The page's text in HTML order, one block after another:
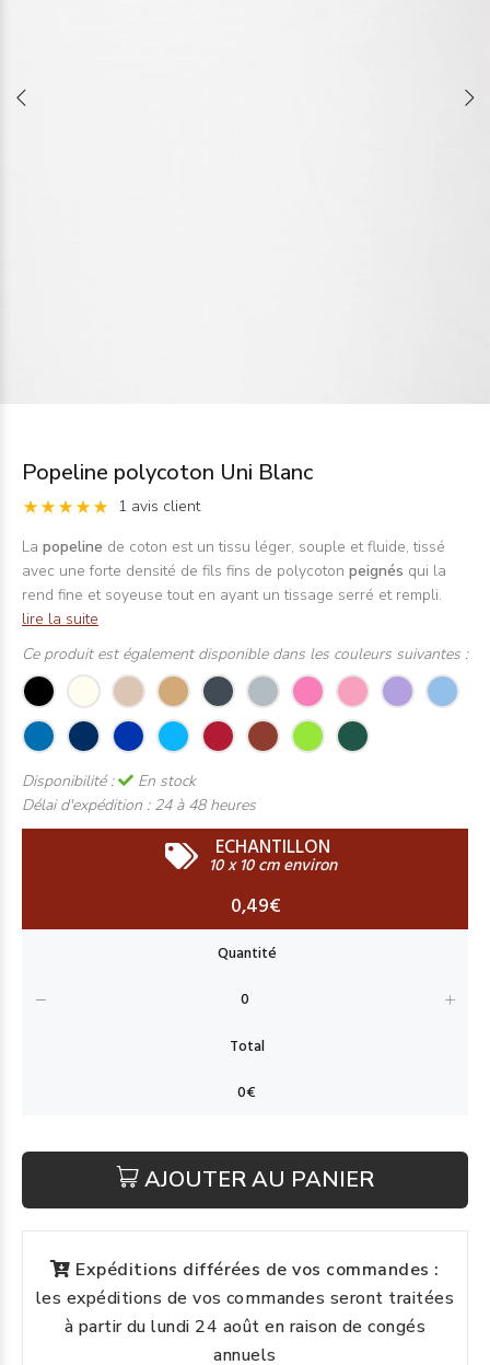
Popeline polycoton Uni Blanc
1 avis client
La popeline de coton est un tissu léger, souple et fluide, tissé
avec une forte densité de fils fins de polycoton peignés qui la
rend fine et soyeuse tout en ayant un tissage serré et rempli.
lire la suite
Ce produit est également disponible dans les couleurs suivantes :
Disponibilité :
En stock
Délai d'expédition : 24 à 48 heures
ECHANTILLON
10 x 10 cm environ
0,49€
AJOUTER AU PANIER
Expéditions différées de vos commandes :
les expéditions de vos commandes seront traitées
à partir du lundi 24 août en raison de congés
annuels